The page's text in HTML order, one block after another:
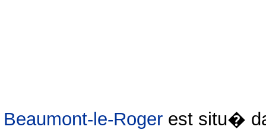
Beaumont-le-Roger est situ�